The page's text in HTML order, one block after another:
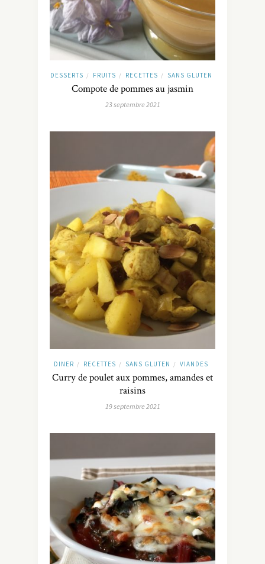
DESSERTS / FRUITS / RECETTES / SANS GLUTEN
Compote de pommes au jasmin
23 septembre 2021
DINER / RECETTES / SANS GLUTEN / VIANDES
Curry de poulet aux pommes, amandes et
raisins
19 septembre 2021